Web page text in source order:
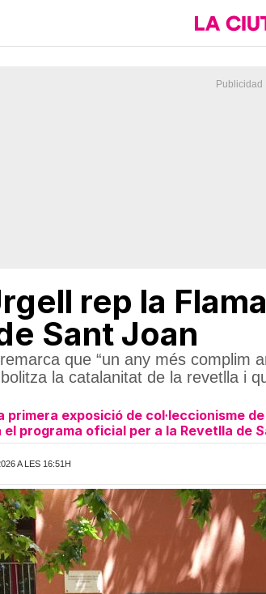
rep la
Sant Joan
que “un any més
la catalanitat de la revetlla i
primera exposició de col·leccionisme
el programa oficial per a la Revetlla
A LES 16:51H